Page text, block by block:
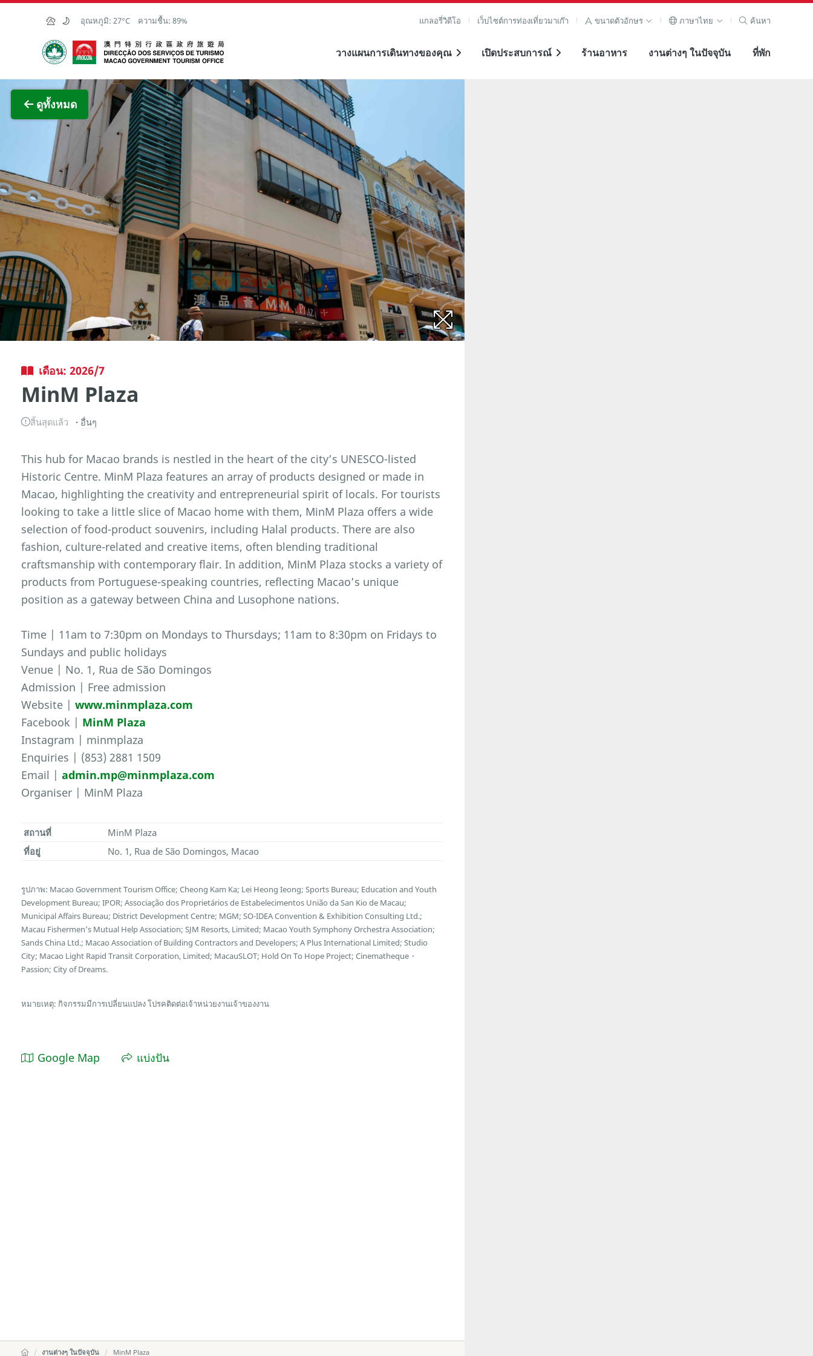
Skip to Main Content
อุณหภูมิ: 27°C ความชื้น: 89% แกลอรี่วิดีโอ เว็บไซต์การท่องเที่ยวมาเก๊า ขนาดตัวอักษร ภาษาไทย ค้นหา
สำนักงานการท่องเที่ยวของรัฐบาลมาเก๊า
วางแผนการเดินทางของคุณ เปิดประสบการณ์ ร้านอาหาร งานต่างๆ ในปัจจุบัน ที่พัก
ดูทั้งหมด
ภาพขยาย
เดือน: 2026/7
MinM Plaza
สิ้นสุดแล้ว อื่นๆ
This hub for Macao brands is nestled in the heart of the city’s UNESCO-listed
Historic Centre. MinM Plaza features an array of products designed or made in
Macao, highlighting the creativity and entrepreneurial spirit of locals. For tourists
looking to take a little slice of Macao home with them, MinM Plaza offers a wide
selection of food-product souvenirs, including Halal products. There are also
fashion, culture-related and creative items, often blending traditional
craftsmanship with contemporary flair. In addition, MinM Plaza stocks a variety of
products from Portuguese-speaking countries, reflecting Macao’s unique
position as a gateway between China and Lusophone nations.
Time | 11am to 7:30pm on Mondays to Thursdays; 11am to 8:30pm on Fridays to
Sundays and public holidays
Venue | No. 1, Rua de São Domingos
Admission | Free admission
Website |www.minmplaza.com
Facebook | MinM Plaza
Instagram | minmplaza
Enquiries | (853) 2881 1509
Email |admin.mp@minmplaza.com
Organiser | MinM Plaza
สถานที่
MinM Plaza
ที่อยู่
No. 1, Rua de São Domingos, Macao
รูปภาพ: Macao Government Tourism Office; Cheong Kam Ka; Lei Heong Ieong; Sports Bureau; Education and Youth
Development Bureau; IPOR; Associação dos Proprietários de Estabelecimentos União da San Kio de Macau;
Municipal Affairs Bureau; District Development Centre; MGM; SO-IDEA Convention & Exhibition Consulting Ltd.;
Macau Fishermen’s Mutual Help Association; SJM Resorts, Limited; Macao Youth Symphony Orchestra Association;
Sands China Ltd.; Macao Association of Building Contractors and Developers; A Plus International Limited; Studio
City; Macao Light Rapid Transit Corporation, Limited; MacauSLOT; Hold On To Hope Project; Cinematheque・
Passion; City of Dreams.
หมายเหตุ: กิจกรรมมีการเปลี่ยนแปลง โปรคติดต่อเจ้าหน่วยงานเจ้าของงาน
Google Map แบ่งปัน
งานต่างๆ ในปัจจุบัน MinM Plaza